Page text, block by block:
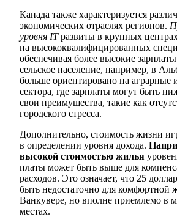
Канада также характеризуется
экономических отраслях регионов.
уровня ITразвиты в крупных
на высококвалифицированных
обеспечивая более высокие
сельское население, например, в
больше ориентировано на
сектора, где зарплаты могут быть
свои преимущества, такие как
городского стресса.
Дополнительно, стоимость жизни
в определении уровня дохода.
высокой стоимостью жилья
платы может быть выше для
расходов. Это означает, что 25
быть недостаточно для комфортной
Ванкувере, но вполне приемлемо в
местах.